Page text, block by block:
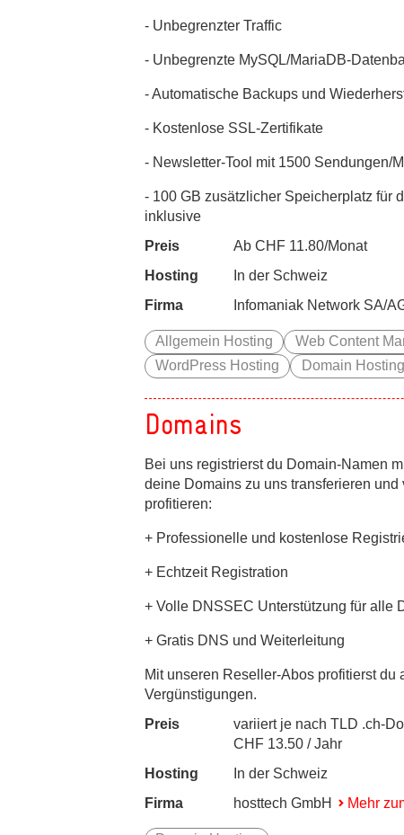
- Unbegrenzter Traffic
- Unbegrenzte MySQL/MariaDB-
- Automatische Backups und
- Kostenlose SSL-Zertifikate
- Newsletter-Tool mit 1500 Sendungen/
- 100 GB zusätzlicher Speicherplatz für
inklusive
Preis
Ab CHF 11.80/Monat
Hosting
In der Schweiz
Firma
Infomaniak Network SA/
Allgemein Hosting
Web Content
WordPress Hosting
Domain Hosting
Domains
Bei uns registrierst du Domain-Namen
deine Domains zu uns transferieren
profitieren:
+ Professionelle und kostenlose
+ Echtzeit Registration
+ Volle DNSSEC Unterstützung für alle
+ Gratis DNS und Weiterleitung
Mit unseren Reseller-Abos profitierst du
Vergünstigungen.
Preis
variiert je nach TLD .ch-
CHF 13.50 / Jahr
Hosting
In der Schweiz
Firma
hosttech GmbH Mehr